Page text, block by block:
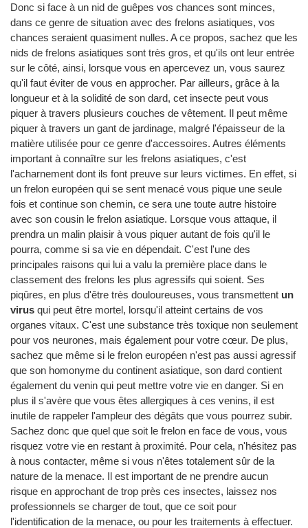
Donc si face à un nid de guêpes vos chances sont minces,
dans ce genre de situation avec des frelons asiatiques, vos
chances seraient quasiment nulles. A ce propos, sachez que les
nids de frelons asiatiques sont très gros, et qu'ils ont leur entrée
sur le côté, ainsi, lorsque vous en apercevez un, vous saurez
qu'il faut éviter de vous en approcher. Par ailleurs, grâce à la
longueur et à la solidité de son dard, cet insecte peut vous
piquer à travers plusieurs couches de vêtement. Il peut même
piquer à travers un gant de jardinage, malgré l'épaisseur de la
matière utilisée pour ce genre d'accessoires. Autres éléments
important à connaître sur les frelons asiatiques, c'est
l'acharnement dont ils font preuve sur leurs victimes. En effet, si
un frelon européen qui se sent menacé vous pique une seule
fois et continue son chemin, ce sera une toute autre histoire
avec son cousin le frelon asiatique. Lorsque vous attaque, il
prendra un malin plaisir à vous piquer autant de fois qu'il le
pourra, comme si sa vie en dépendait. C'est l'une des
principales raisons qui lui a valu la première place dans le
classement des frelons les plus agressifs qui soient. Ses
piqûres, en plus d'être très douloureuses, vous transmettent un
virus qui peut être mortel, lorsqu'il atteint certains de vos
organes vitaux. C'est une substance très toxique non seulement
pour vos neurones, mais également pour votre cœur. De plus,
sachez que même si le frelon européen n'est pas aussi agressif
que son homonyme du continent asiatique, son dard contient
également du venin qui peut mettre votre vie en danger. Si en
plus il s'avère que vous êtes allergiques à ces venins, il est
inutile de rappeler l'ampleur des dégâts que vous pourrez subir.
Sachez donc que quel que soit le frelon en face de vous, vous
risquez votre vie en restant à proximité. Pour cela, n'hésitez pas
à nous contacter, même si vous n'êtes totalement sûr de la
nature de la menace. Il est important de ne prendre aucun
risque en approchant de trop près ces insectes, laissez nos
professionnels se charger de tout, que ce soit pour
l'identification de la menace, ou pour les traitements à effectuer.